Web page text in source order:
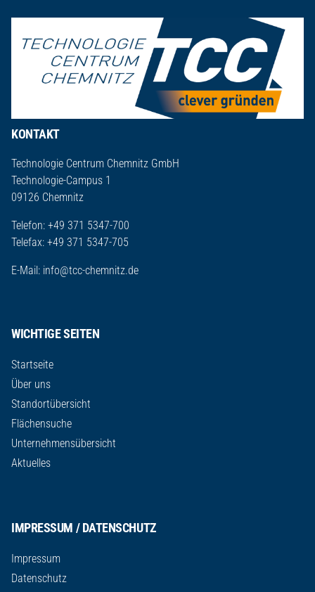
KONTAKT
Technologie Centrum Chemnitz GmbH
Technologie-Campus 1
09126 Chemnitz
Telefon: +49 371 5347-700
Telefax: +49 371 5347-705
E-Mail: info@tcc-chemnitz.de
WICHTIGE SEITEN
Startseite
Über uns
Standortübersicht
Flächensuche
Unternehmensübersicht
Aktuelles
IMPRESSUM / DATENSCHUTZ
Impressum
Datenschutz